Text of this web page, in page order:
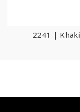
2241 | Khaki